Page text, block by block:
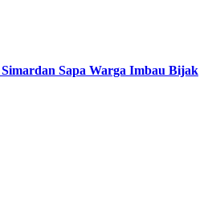
Sapa Warga Imbau Bijak